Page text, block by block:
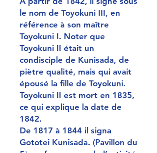
le nom de Toyokuni III, en
référence à son maître
Toyokuni I. Noter que
Toyokuni II était un
condisciple de Kunisada, de
piètre qualité, mais qui avait
épousé la fille de Toyokuni.
Toyokuni II est mort en 1835,
ce qui explique la date de
1842.
De 1817 à 1844 il signa
Gototei Kunisada. (Pavillon du